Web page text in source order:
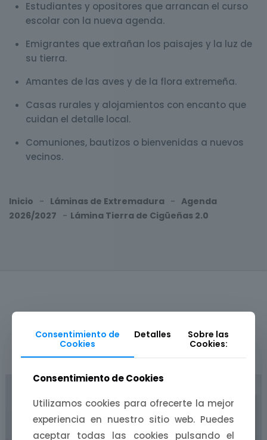
Inicio - Láminas de Extremadura - Agenda
2026/2027 - Lámina Tierra de Cigüeñas 2.0
Estudiantes y opositores que arrancan el curso
escolar con la nueva agenda.
Emigrantes que extrañan los paisajes y la luz de
su tierra.
Amantes de las aves y de la flora extremeña.
Casas rurales y alojamientos con encanto que
cuidan el detalle local.
Comuniones, bautizos o bienvenidas a nuevos
vecinos.
PRODUCTOS RELACIONADOS
Consentimiento de
Cookies
Detalles
Sobre las
Cookies:
Consentimiento de Cookies
Utilizamos cookies para ofrecerte la mejor
experiencia en nuestro sitio web. Puedes
aceptar todas las cookies pulsando el